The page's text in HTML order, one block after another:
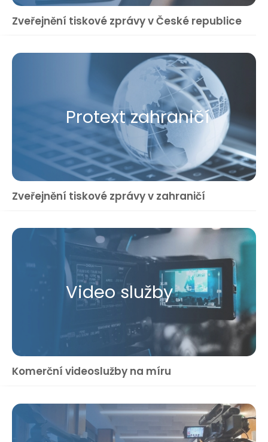
Zveřejnění tiskové zprávy v České republice
Protext zahraničí
Zveřejnění tiskové zprávy v zahraničí
Video služby
Komerční videoslužby na míru